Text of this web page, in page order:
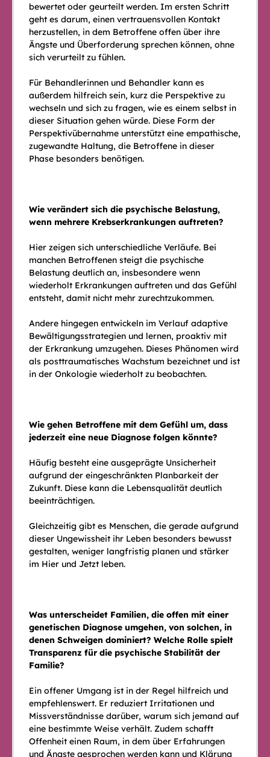
bewertet oder geurteilt werden. Im ersten Schritt
geht es darum, einen vertrauensvollen Kontakt
herzustellen, in dem Betroffene offen über ihre
Ängste und Überforderung sprechen können, ohne
sich verurteilt zu fühlen.
Für Behandlerinnen und Behandler kann es
außerdem hilfreich sein, kurz die Perspektive zu
wechseln und sich zu fragen, wie es einem selbst in
dieser Situation gehen würde. Diese Form der
Perspektivübernahme unterstützt eine empathische,
zugewandte Haltung, die Betroffene in dieser
Phase besonders benötigen.
Wie verändert sich die psychische Belastung,
wenn mehrere Krebserkrankungen auftreten?
Hier zeigen sich unterschiedliche Verläufe. Bei
manchen Betroffenen steigt die psychische
Belastung deutlich an, insbesondere wenn
wiederholt Erkrankungen auftreten und das Gefühl
entsteht, damit nicht mehr zurechtzukommen.
Andere hingegen entwickeln im Verlauf adaptive
Bewältigungsstrategien und lernen, proaktiv mit
der Erkrankung umzugehen. Dieses Phänomen wird
als posttraumatisches Wachstum bezeichnet und ist
in der Onkologie wiederholt zu beobachten.
Wie gehen Betroffene mit dem Gefühl um, dass
jederzeit eine neue Diagnose folgen könnte?
Häufig besteht eine ausgeprägte Unsicherheit
aufgrund der eingeschränkten Planbarkeit der
Zukunft. Diese kann die Lebensqualität deutlich
beeinträchtigen.
Gleichzeitig gibt es Menschen, die gerade aufgrund
dieser Ungewissheit ihr Leben besonders bewusst
gestalten, weniger langfristig planen und stärker
im Hier und Jetzt leben.
Was unterscheidet Familien, die offen mit einer
genetischen Diagnose umgehen, von solchen, in
denen Schweigen dominiert? Welche Rolle spielt
Transparenz für die psychische Stabilität der
Familie?
Ein offener Umgang ist in der Regel hilfreich und
empfehlenswert. Er reduziert Irritationen und
Missverständnisse darüber, warum sich jemand auf
eine bestimmte Weise verhält. Zudem schafft
Offenheit einen Raum, in dem über Erfahrungen
und Ängste gesprochen werden kann und Klärung